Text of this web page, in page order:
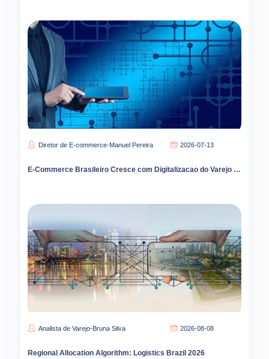
Diretor de E-commerce-Manuel Pereira 2026-07-13
E-Commerce Brasileiro Cresce com Digitalizacao do Varejo e Novas Estrategias de Precificacao
Analista de Varejo-Bruna Silva 2026-08-08
Regional Allocation Algorithm: Logistics Brazil 2026